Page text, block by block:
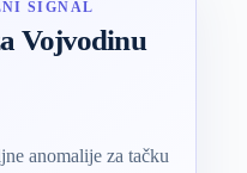
SIGNAL
Vojvodinu
anomalije za tačku